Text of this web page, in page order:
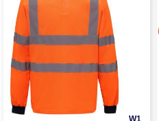
W1